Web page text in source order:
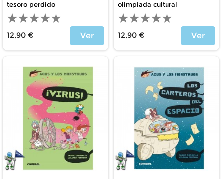
tesoro perdido
12,90 €
Ver
olimpiada cultural
12,90 €
Ver